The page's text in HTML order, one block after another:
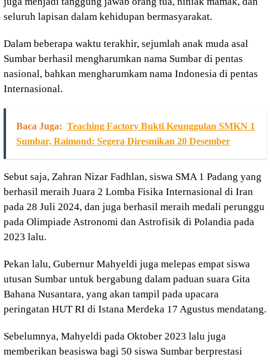
seluruh lapisan dalam kehidupan bermasyarakat.
Dalam beberapa waktu terakhir, sejumlah anak muda asal
Sumbar berhasil mengharumkan nama Sumbar di pentas
nasional, bahkan mengharumkam nama Indonesia di pentas
Internasional.
Baca Juga: Teaching Factory Bukti Keunggulan SMKN 1
Sumbar, Raimond: Segera Diresmikan 20 Desember
Sebut saja, Zahran Nizar Fadhlan, siswa SMA 1 Padang yang
berhasil meraih Juara 2 Lomba Fisika Internasional di Iran
pada 28 Juli 2024, dan juga berhasil meraih medali perunggu
pada Olimpiade Astronomi dan Astrofisik di Polandia pada
2023 lalu.
Pekan lalu, Gubernur Mahyeldi juga melepas empat siswa
utusan Sumbar untuk bergabung dalam paduan suara Gita
Bahana Nusantara, yang akan tampil pada upacara
peringatan HUT RI di Istana Merdeka 17 Agustus mendatang.
Sebelumnya, Mahyeldi pada Oktober 2023 lalu juga
memberikan beasiswa bagi 50 siswa Sumbar berprestasi